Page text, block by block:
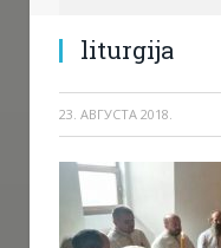
liturgija
23. АВГУСТА 2018.